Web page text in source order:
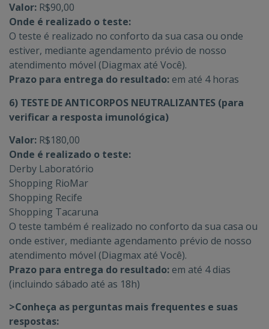
Valor: R$90,00
Onde é realizado o teste:
O teste é realizado no conforto da sua casa ou onde
estiver, mediante agendamento prévio de nosso
atendimento móvel (Diagmax até Você).
Prazo para entrega do resultado: em até 4 horas
6) TESTE DE ANTICORPOS NEUTRALIZANTES (para
verificar a resposta imunológica)
Valor: R$180,00
Onde é realizado o teste:
Derby Laboratório
Shopping RioMar
Shopping Recife
Shopping Tacaruna
O teste também é realizado no conforto da sua casa ou
onde estiver, mediante agendamento prévio de nosso
atendimento móvel (Diagmax até Você).
Prazo para entrega do resultado: em até 4 dias
(incluindo sábado até as 18h)
>Conheça as perguntas mais frequentes e suas
respostas: